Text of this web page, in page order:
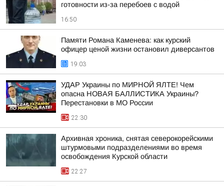
готовности из-за перебоев с водой
16:50
Памяти Романа Каменева: как курский
офицер ценой жизни остановил диверсантов
19:03
УДАР Украины по МИРНОЙ ЯЛТЕ! Чем
опасна НОВАЯ БАЛЛИСТИКА Украины?
Перестановки в МО России
22:30
Архивная хроника, снятая северокорейскими
штурмовыми подразделениями во время
освобождения Курской области
22:27